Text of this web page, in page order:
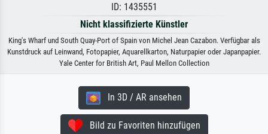
ID: 1435551
Nicht klassifizierte Künstler
King's Wharf und South Quay-Port of Spain von Michel Jean Cazabon. Verfügbar als
Kunstdruck auf Leinwand, Fotopapier, Aquarellkarton, Naturpapier oder Japanpapier.
Yale Center for British Art, Paul Mellon Collection
In 3D / AR ansehen
Bild zu Favoriten hinzufügen